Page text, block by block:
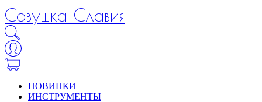
Совушка Славия
НОВИНКИ
ИНСТРУМЕНТЫ